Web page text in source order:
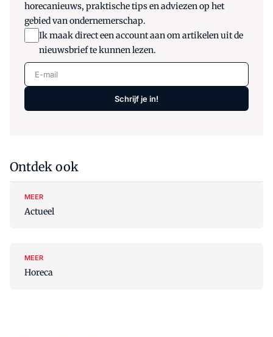
horecanieuws, praktische tips en adviezen op het
gebied van ondernemerschap.
Ik maak direct een account aan om artikelen uit de
nieuwsbrief te kunnen lezen.
E-mail
Schrijf je in!
Ontdek ook
MEER
Actueel
MEER
Horeca